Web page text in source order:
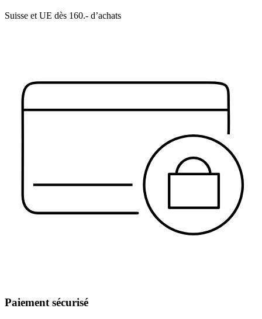
Suisse et UE dès 160.- d’achats
Paiement sécurisé